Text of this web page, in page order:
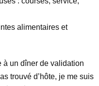
alimentaires et
à un dîner de validation
trouvé d’hôte, je me suis